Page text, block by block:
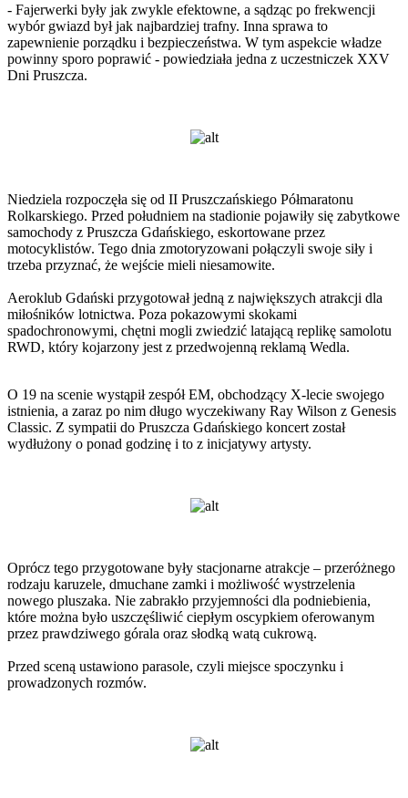
- Fajerwerki były jak zwykle efektowne, a sądząc po frekwencji
wybór gwiazd był jak najbardziej trafny. Inna sprawa to
zapewnienie porządku i bezpieczeństwa. W tym aspekcie władze
powinny sporo poprawić - powiedziała jedna z uczestniczek XXV
Dni Pruszcza.
Niedziela rozpoczęła się od II Pruszczańskiego Półmaratonu
Rolkarskiego. Przed południem na stadionie pojawiły się zabytkowe
samochody z Pruszcza Gdańskiego, eskortowane przez
motocyklistów. Tego dnia zmotoryzowani połączyli swoje siły i
trzeba przyznać, że wejście mieli niesamowite.
Aeroklub Gdański przygotował jedną z największych atrakcji dla
miłośników lotnictwa. Poza pokazowymi skokami
spadochronowymi, chętni mogli zwiedzić latającą replikę samolotu
RWD, który kojarzony jest z przedwojenną reklamą Wedla.
O 19 na scenie wystąpił zespół EM, obchodzący X-lecie swojego
istnienia, a zaraz po nim długo wyczekiwany Ray Wilson z Genesis
Classic. Z sympatii do Pruszcza Gdańskiego koncert został
wydłużony o ponad godzinę i to z inicjatywy artysty.
Oprócz tego przygotowane były stacjonarne atrakcje – przeróżnego
rodzaju karuzele, dmuchane zamki i możliwość wystrzelenia
nowego pluszaka. Nie zabrakło przyjemności dla podniebienia,
które można było uszczęśliwić ciepłym oscypkiem oferowanym
przez prawdziwego górala oraz słodką watą cukrową.
Przed sceną ustawiono parasole, czyli miejsce spoczynku i
prowadzonych rozmów.